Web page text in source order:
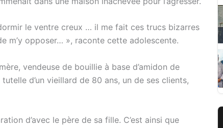
le ventre creux … il me fait ces trucs bizarres
m’y opposer… », raconte cette adolescente.
vendeuse de bouillie à base d’amidon de
d’un vieillard de 80 ans, un de ses clients,
d’avec le père de sa fille. C’est ainsi que